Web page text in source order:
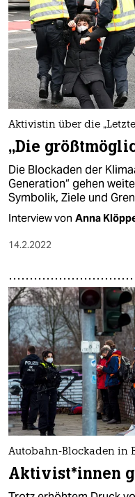
Aktivistin über die
„Die
Die Blockaden der
Generation“ gehen
Symbolik, Ziele und
Interview von Anna
14.2.2022
Autobahn-Blockaden in
Ak­ti­vis­t*in­nen